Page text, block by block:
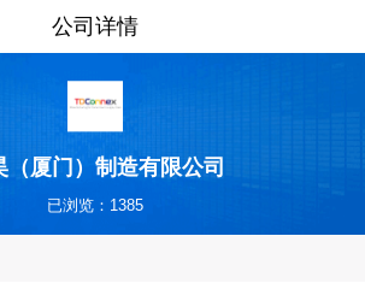
公司详情
（厦门）制造有限公司
已浏览：1385